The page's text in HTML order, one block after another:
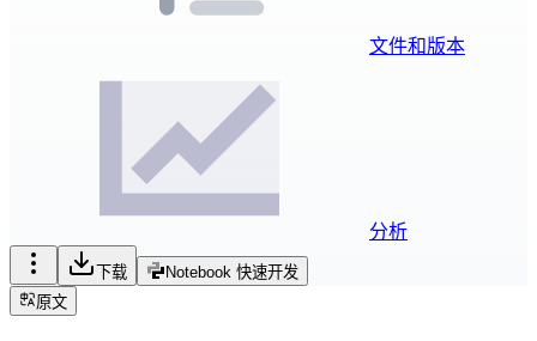
文件和版本
分析
下载
Notebook 快速开发
原文